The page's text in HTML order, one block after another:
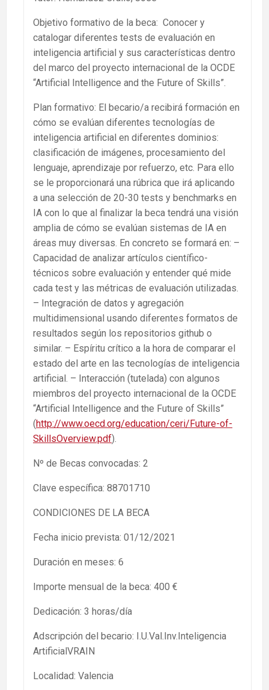
Objetivo formativo de la beca: Conocer y
catalogar diferentes tests de evaluación en
inteligencia artificial y sus características dentro
del marco del proyecto internacional de la OCDE
“Artificial Intelligence and the Future of Skills”.
Plan formativo: El becario/a recibirá formación en
cómo se evalúan diferentes tecnologías de
inteligencia artificial en diferentes dominios:
clasificación de imágenes, procesamiento del
lenguaje, aprendizaje por refuerzo, etc. Para ello
se le proporcionará una rúbrica que irá aplicando
a una selección de 20-30 tests y benchmarks en
IA con lo que al finalizar la beca tendrá una visión
amplia de cómo se evalúan sistemas de IA en
áreas muy diversas. En concreto se formará en: –
Capacidad de analizar artículos científico-
técnicos sobre evaluación y entender qué mide
cada test y las métricas de evaluación utilizadas.
– Integración de datos y agregación
multidimensional usando diferentes formatos de
resultados según los repositorios github o
similar. – Espíritu crítico a la hora de comparar el
estado del arte en las tecnologías de inteligencia
artificial. – Interacción (tutelada) con algunos
miembros del proyecto internacional de la OCDE
“Artificial Intelligence and the Future of Skills”
(http://www.oecd.org/education/ceri/Future-of-
SkillsOverview.pdf).
Nº de Becas convocadas: 2
Clave específica: 88701710
CONDICIONES DE LA BECA
Fecha inicio prevista: 01/12/2021
Duración en meses: 6
Importe mensual de la beca: 400 €
Dedicación: 3 horas/día
Adscripción del becario: I.U.Val.Inv.Inteligencia
ArtificialVRAIN
Localidad: Valencia